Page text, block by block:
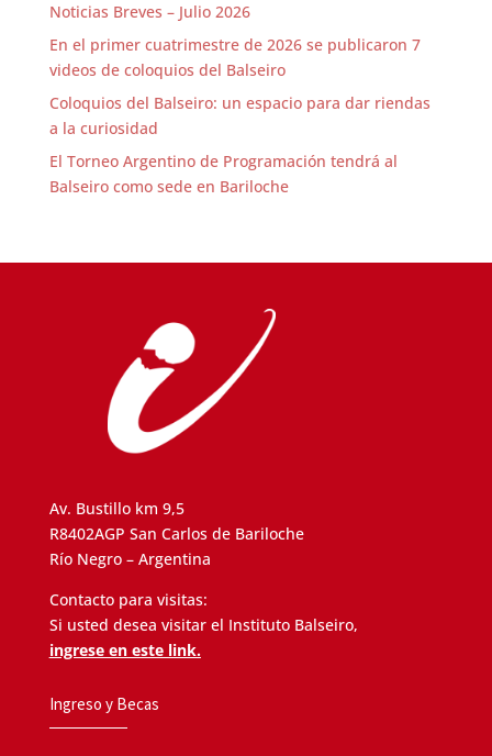
Noticias Breves – Julio 2026
En el primer cuatrimestre de 2026 se publicaron 7
videos de coloquios del Balseiro
Coloquios del Balseiro: un espacio para dar riendas
a la curiosidad
El Torneo Argentino de Programación tendrá al
Balseiro como sede en Bariloche
Av. Bustillo km 9,5
R8402AGP San Carlos de Bariloche
Río Negro – Argentina
Contacto para visitas:
Si usted desea visitar el Instituto Balseiro,
ingrese en este link.
Ingreso y Becas